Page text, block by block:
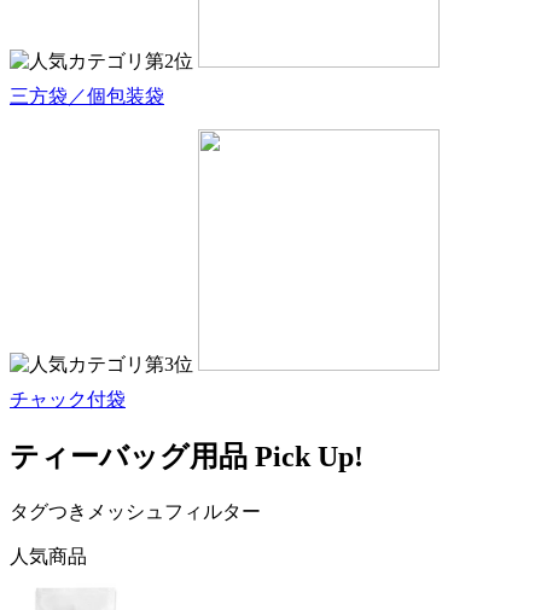
三方袋／個包装袋
チャック付袋
ティーバッグ用品 Pick Up!
タグつきメッシュフィルター
人気商品